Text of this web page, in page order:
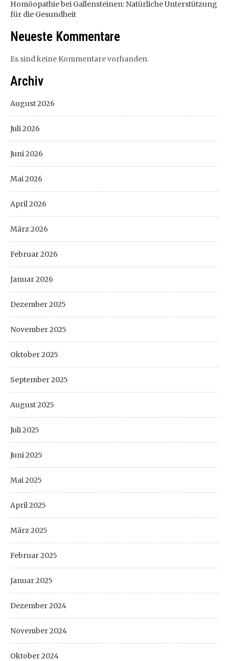
Homöopathie bei Gallensteinen: Natürliche Unterstützung
für die Gesundheit
Neueste Kommentare
Es sind keine Kommentare vorhanden.
Archiv
August 2026
Juli 2026
Juni 2026
Mai 2026
April 2026
März 2026
Februar 2026
Januar 2026
Dezember 2025
November 2025
Oktober 2025
September 2025
August 2025
Juli 2025
Juni 2025
Mai 2025
April 2025
März 2025
Februar 2025
Januar 2025
Dezember 2024
November 2024
Oktober 2024